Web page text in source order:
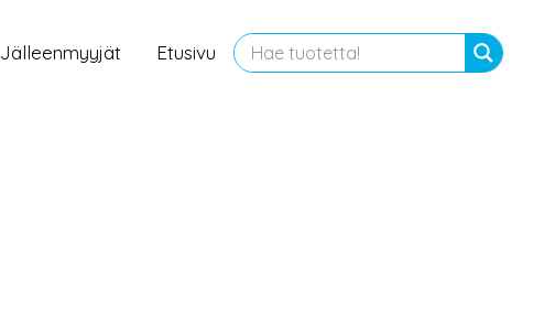
Jälleenmyyjät Etusivu